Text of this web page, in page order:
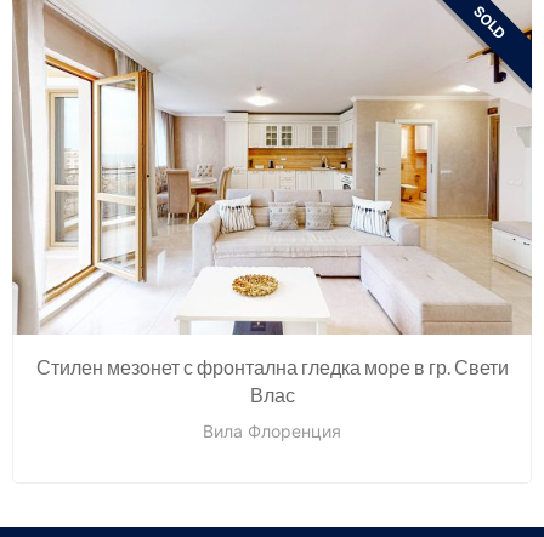
SOLD
Стилен мезонет с фронтална гледка море в гр. Свети
Влас
Вила Флоренция